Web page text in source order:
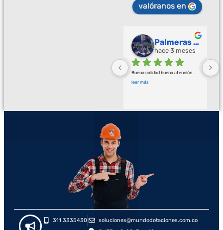
valóranos en
Palmeras Doradas
hace 3 meses
Buena calidad buena atención
leer más
311 3335430
soluciones@mundodotaciones.com.co